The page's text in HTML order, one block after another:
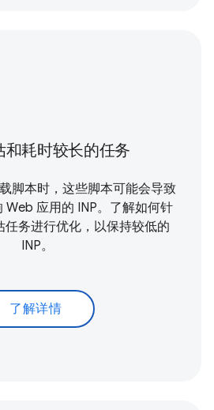
和耗时较长的任务
脚本时，这些脚本可能会导致
Web 应用的 INP。了解如何针
任务进行优化，以保持较低的
INP。
了解详情